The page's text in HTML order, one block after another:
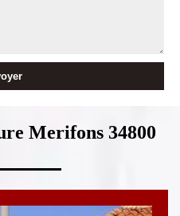
Merifons 34800